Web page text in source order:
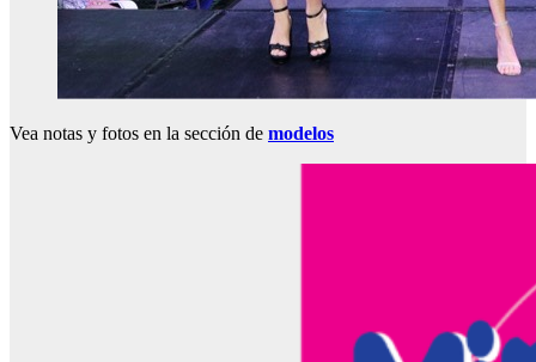
Vea notas y fotos en la sección de modelos